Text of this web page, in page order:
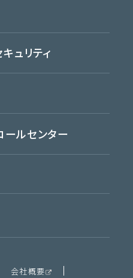
キュリティ
ールセンター
会社概要